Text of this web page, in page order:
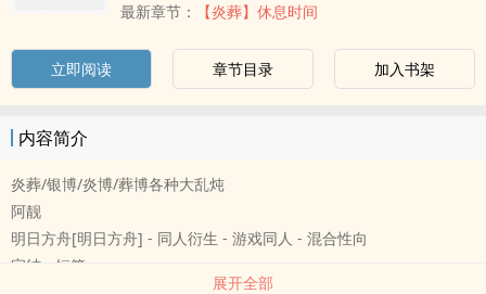
最新章节： 【炎葬】休息时间
立即阅读 章节目录 加入书架
内容简介
炎葬/银博/炎博/葬博各种大乱炖
阿靓
明日方舟[明日方舟] - ‌同‍人‍‎衍生 - 游戏‌同‍人‍‎ - 混合性向
完结 - 短篇
展开全部